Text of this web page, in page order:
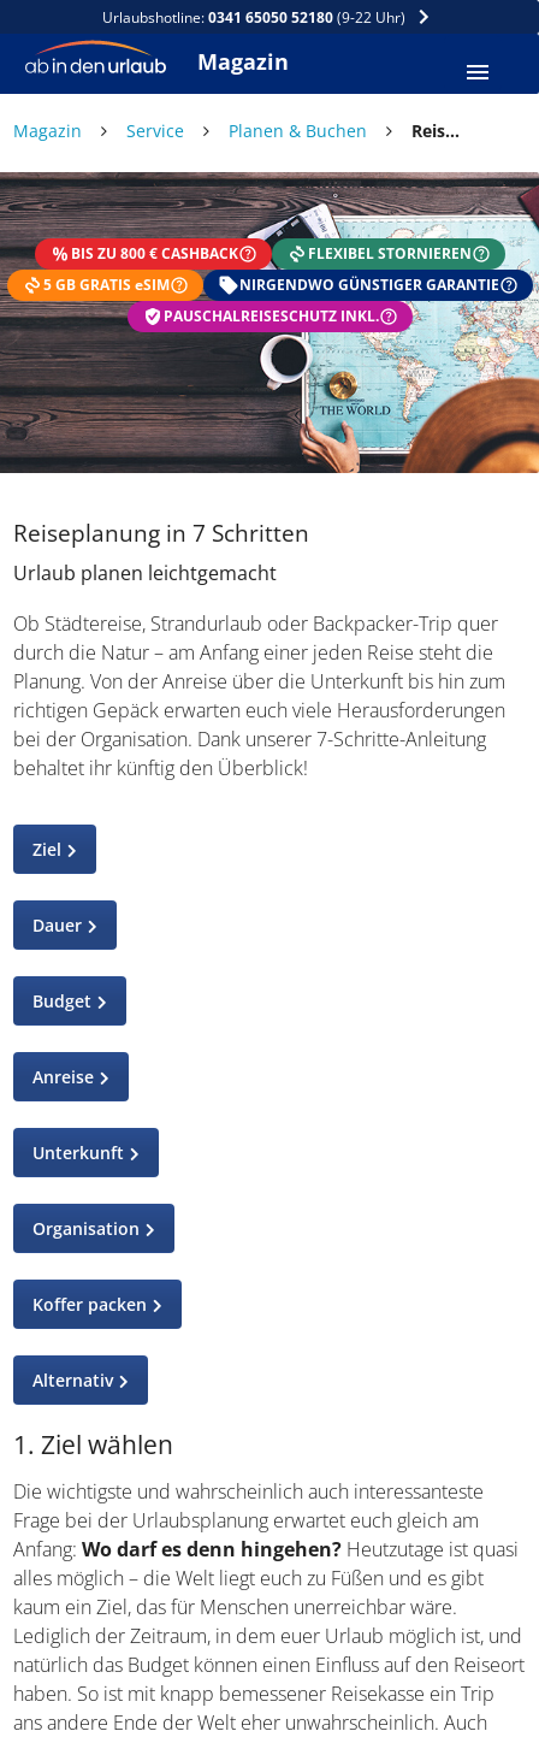
Urlaubshotline:0341 65050 52180(9-22 Uhr)
Magazin
Magazin Service Planen & Buchen Reiseplanung in 7 Schritten
BIS ZU 800 € CASHBACK
FLEXIBEL STORNIEREN
5 GB GRATIS eSIM
NIRGENDWO GÜNSTIGER GARANTIE
PAUSCHALREISESCHUTZ INKL.
Reiseplanung in 7 Schritten
Urlaub planen leichtgemacht
Ob Städtereise, Strandurlaub oder Backpacker-Trip quer
durch die Natur – am Anfang einer jeden Reise steht die
Planung. Von der Anreise über die Unterkunft bis hin zum
richtigen Gepäck erwarten euch viele Herausforderungen
bei der Organisation. Dank unserer 7-Schritte-Anleitung
behaltet ihr künftig den Überblick!
Ziel
Dauer
Budget
Anreise
Unterkunft
Organisation
Koffer packen
Alternativ
1. Ziel wählen
Die wichtigste und wahrscheinlich auch interessanteste
Frage bei der Urlaubsplanung erwartet euch gleich am
Anfang:Wo darf es denn hingehen? Heutzutage ist
quasi alles möglich – die Welt liegt euch zu Füßen und es
gibt kaum ein Ziel, das für Menschen unerreichbar wäre.
Lediglich der Zeitraum, in dem euer Urlaub möglich ist,
und natürlich das Budget können einen Einfluss auf den
Reiseort haben. So ist mit knapp bemessener Reisekasse
ein Trip ans andere Ende der Welt eher
DEIN SOMMER ZAHLT SICH
AUS
Exklusiv: Nur in der ab in den urlaub App
☀️ Bis zu 1.000 € Sommer Cashback
📱 App gratis herunterladen
🧝 Konto anlegen oder einloggen
✅ Sommer Cashback ist automatisch aktiviert